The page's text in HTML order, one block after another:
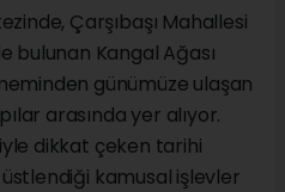
Çarşıbaşı Mahallesi
bulunan Kangal Ağası
günümüze ulaşan
arasında yer alıyor.
dikkat çeken tarihi
kamusal işlevler